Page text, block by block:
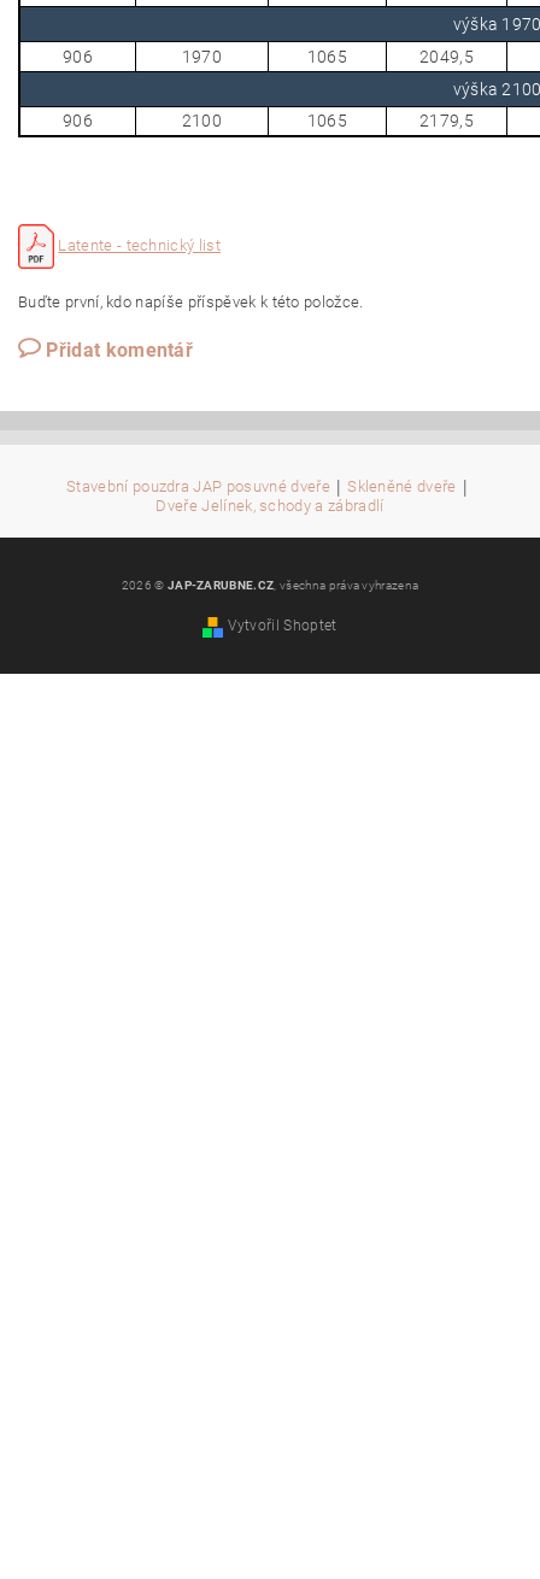
výška
906
1970 1065
2049,5
výška
906
2100 1065 2179,5
Latente - technický list
Buďte první, kdo napíše příspěvek k této položce.
Přidat komentář
Stavební pouzdra JAP posuvné dveře | Skleněné dveře |
Dveře Jelínek, schody a zábradlí
2026 © JAP-ZARUBNE.CZ , všechna práva vyhrazena
Vytvořil Shoptet